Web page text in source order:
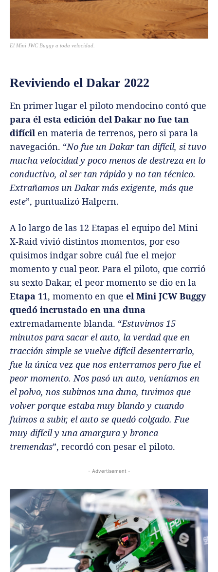
El Mini JWC Buggy a toda velocidad.
Reviviendo el Dakar 2022
En primer lugar el piloto mendocino contó que
para él esta edición del Dakar no fue tan
difícil en materia de terrenos, pero si para la
navegación. “No fue un Dakar tan difícil, si tuvo
mucha velocidad y poco menos de destreza en lo
conductivo, al ser tan rápido y no tan técnico.
Extrañamos un Dakar más exigente, más que
este”, puntualizó Halpern.
A lo largo de las 12 Etapas el equipo del Mini
X-Raid vivió distintos momentos, por eso
quisimos indgar sobre cuál fue el mejor
momento y cual peor. Para el piloto, que corrió
su sexto Dakar, el peor momento se dio en la
Etapa 11, momento en que el Mini JCW Buggy
quedó incrustado en una duna
extremadamente blanda. “Estuvimos 15
minutos para sacar el auto, la verdad que en
tracción simple se vuelve difícil desenterrarlo,
fue la única vez que nos enterramos pero fue el
peor momento. Nos pasó un auto, veníamos en
el polvo, nos subimos una duna, tuvimos que
volver porque estaba muy blando y cuando
fuimos a subir, el auto se quedó colgado. Fue
muy difícil y una amargura y bronca
tremendas”, recordó con pesar el piloto.
- Advertisement -